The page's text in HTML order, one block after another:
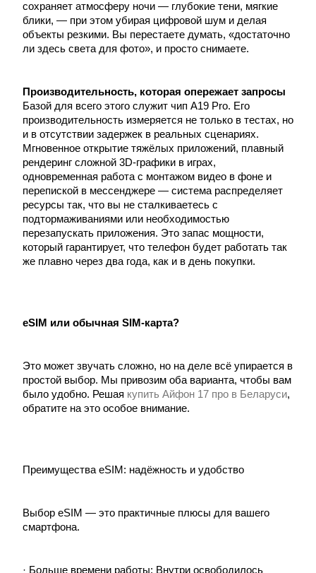
сохраняет атмосферу ночи — глубокие тени, мягкие
блики, — при этом убирая цифровой шум и делая
объекты резкими. Вы перестаете думать, «достаточно
ли здесь света для фото», и просто снимаете.
Производительность, которая опережает запросы
Базой для всего этого служит чип A19 Pro. Его
производительность измеряется не только в тестах, но
и в отсутствии задержек в реальных сценариях.
Мгновенное открытие тяжёлых приложений, плавный
рендеринг сложной 3D-графики в играх,
одновременная работа с монтажом видео в фоне и
перепиской в мессенджере — система распределяет
ресурсы так, что вы не сталкиваетесь с
подтормаживаниями или необходимостью
перезапускать приложения. Это запас мощности,
который гарантирует, что телефон будет работать так
же плавно через два года, как и в день покупки.
eSIM или обычная SIM-карта?
Это может звучать сложно, но на деле всё упирается в
простой выбор. Мы привозим оба варианта, чтобы вам
было удобно. Решая купить Айфон 17 про в Беларуси,
обратите на это особое внимание.
Преимущества eSIM: надёжность и удобство
Выбор eSIM — это практичные плюсы для вашего
смартфона.
· Больше времени работы: Внутри освободилось